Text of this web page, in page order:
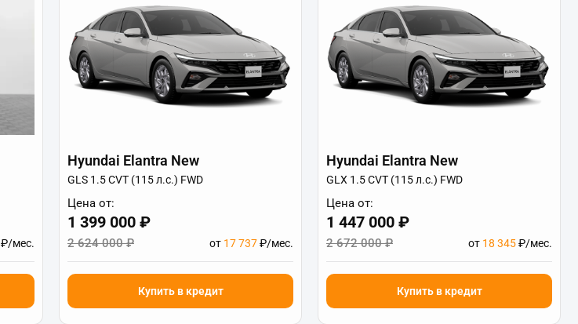
₽/мес.
Hyundai Elantra New
GLS 1.5 CVT (115 л.с.) FWD
Цена от:
1 399 000 ₽
2 624 000 ₽ от 17 737₽/мес.
Купить в кредит
Hyundai Elantra New
GLX 1.5 CVT (115 л.с.) FWD
Цена от:
1 447 000 ₽
2 672 000 ₽ от 18 345₽/мес.
Купить в кредит